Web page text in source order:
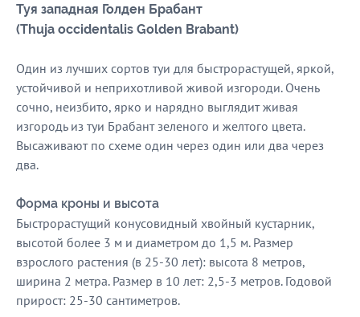
Туя западная Голден Брабант
(Thuja occidentalis Golden Brabant)
Один из лучших сортов туи для быстрорастущей, яркой,
устойчивой и неприхотливой живой изгороди. Очень
сочно, неизбито, ярко и нарядно выглядит живая
изгородь из туи Брабант зеленого и желтого цвета.
Высаживают по схеме один через один или два через
два.
Форма кроны и высота
Быстрорастущий конусовидный хвойный кустарник,
высотой более 3 м и диаметром до 1,5 м. Размер
взрослого растения (в 25-30 лет): высота 8 метров,
ширина 2 метра. Размер в 10 лет: 2,5-3 метров. Годовой
прирост: 25-30 сантиметров.